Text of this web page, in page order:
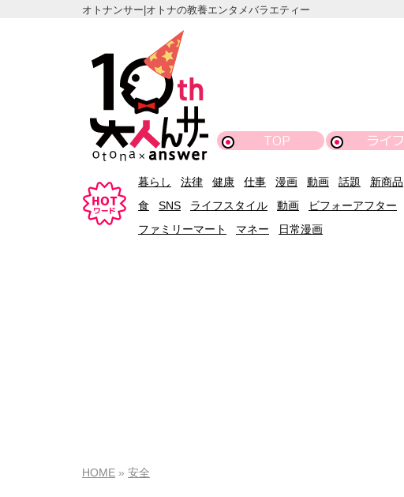
オトナンサー|オトナの教養エンタメバラエティー
TOP ライフ
暮らし 法律 健康 仕事 漫画 動画 話題 新商品
食
SNS ライフスタイル 動画 ビフォーアフター
ファミリーマート
マネー 日常漫画
HOME 安全